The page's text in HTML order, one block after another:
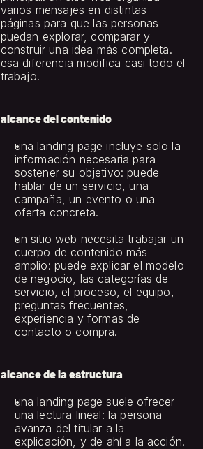
varios mensajes en distintas
páginas para que las personas
puedan explorar, comparar y
construir una idea más completa.
esa diferencia modifica casi todo el
trabajo.
alcance del contenido
una landing page incluye solo la
información necesaria para
sostener su objetivo: puede
hablar de un servicio, una
campaña, un evento o una
oferta concreta.
un sitio web necesita trabajar un
cuerpo de contenido más
amplio: puede explicar el modelo
de negocio, las categorías de
servicio, el proceso, el equipo,
preguntas frecuentes,
experiencia y formas de
contacto o compra.
alcance de la estructura
una landing page suele ofrecer
una lectura lineal: la persona
avanza del titular a la
explicación, y de ahí a la acción.